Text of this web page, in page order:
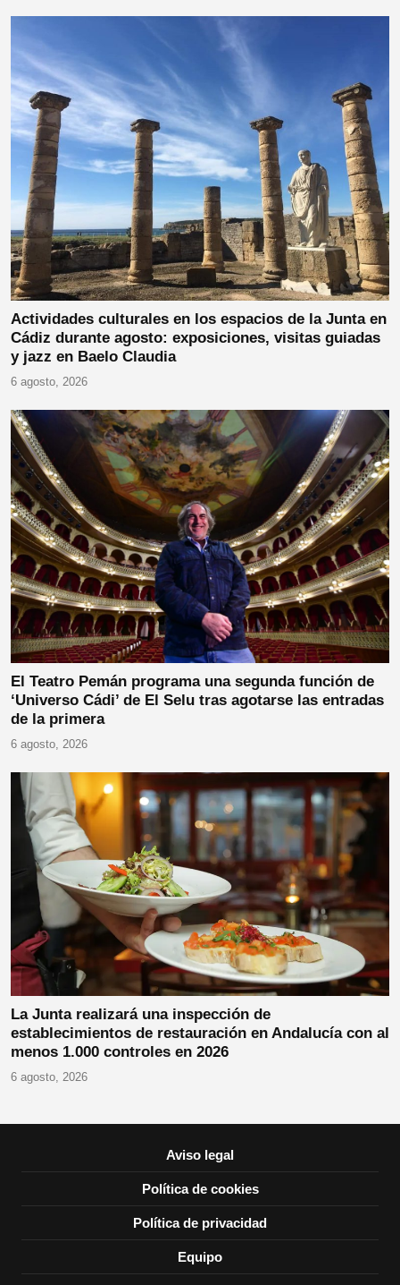
Actividades culturales en los espacios de la Junta en
Cádiz durante agosto: exposiciones, visitas guiadas
y jazz en Baelo Claudia
6 agosto, 2026
El Teatro Pemán programa una segunda función de
‘Universo Cádi’ de El Selu tras agotarse las entradas
de la primera
6 agosto, 2026
La Junta realizará una inspección de
establecimientos de restauración en Andalucía con al
menos 1.000 controles en 2026
6 agosto, 2026
Aviso legal
Política de cookies
Política de privacidad
Equipo